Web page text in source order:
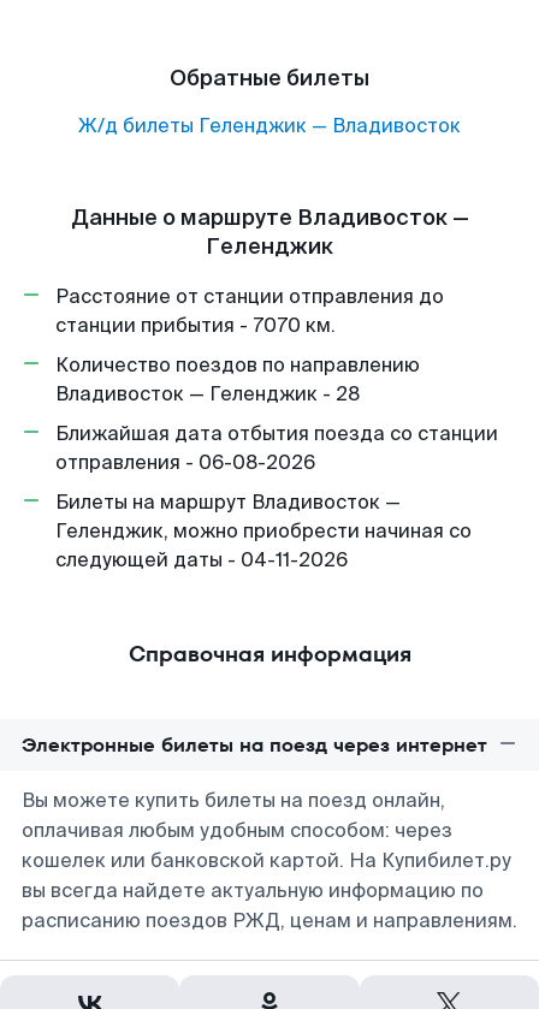
Обратные билеты
Ж/д билеты Геленджик — Владивосток
Данные о маршруте Владивосток —
Геленджик
Расстояние от станции отправления до
станции прибытия - 7070 км.
Количество поездов по направлению
Владивосток — Геленджик - 28
Ближайшая дата отбытия поезда со станции
отправления - 06-08-2026
Билеты на маршрут Владивосток —
Геленджик, можно приобрести начиная со
следующей даты - 04-11-2026
Справочная информация
Электронные билеты на поезд через интернет
Вы можете купить билеты на поезд онлайн,
оплачивая любым удобным способом: через
кошелек или банковской картой. На Купибилет.ру
вы всегда найдете актуальную информацию по
расписанию поездов РЖД, ценам и направлениям.